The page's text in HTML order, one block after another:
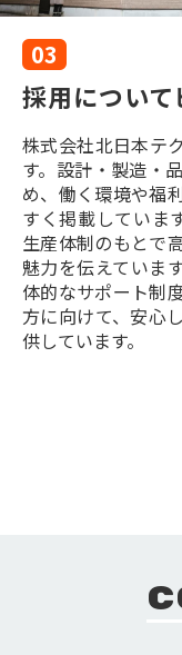
03
採用につい
株式会社北日本テ
す。設計・製造・
め、働く環境や福
すく掲載していま
生産体制のもとで
魅力を伝えていま
体的なサポート制
方に向けて、安心
供しています。